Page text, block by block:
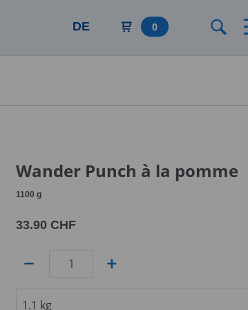
DE 0
Wander Punch à la pomme
1100 g
33.90 CHF